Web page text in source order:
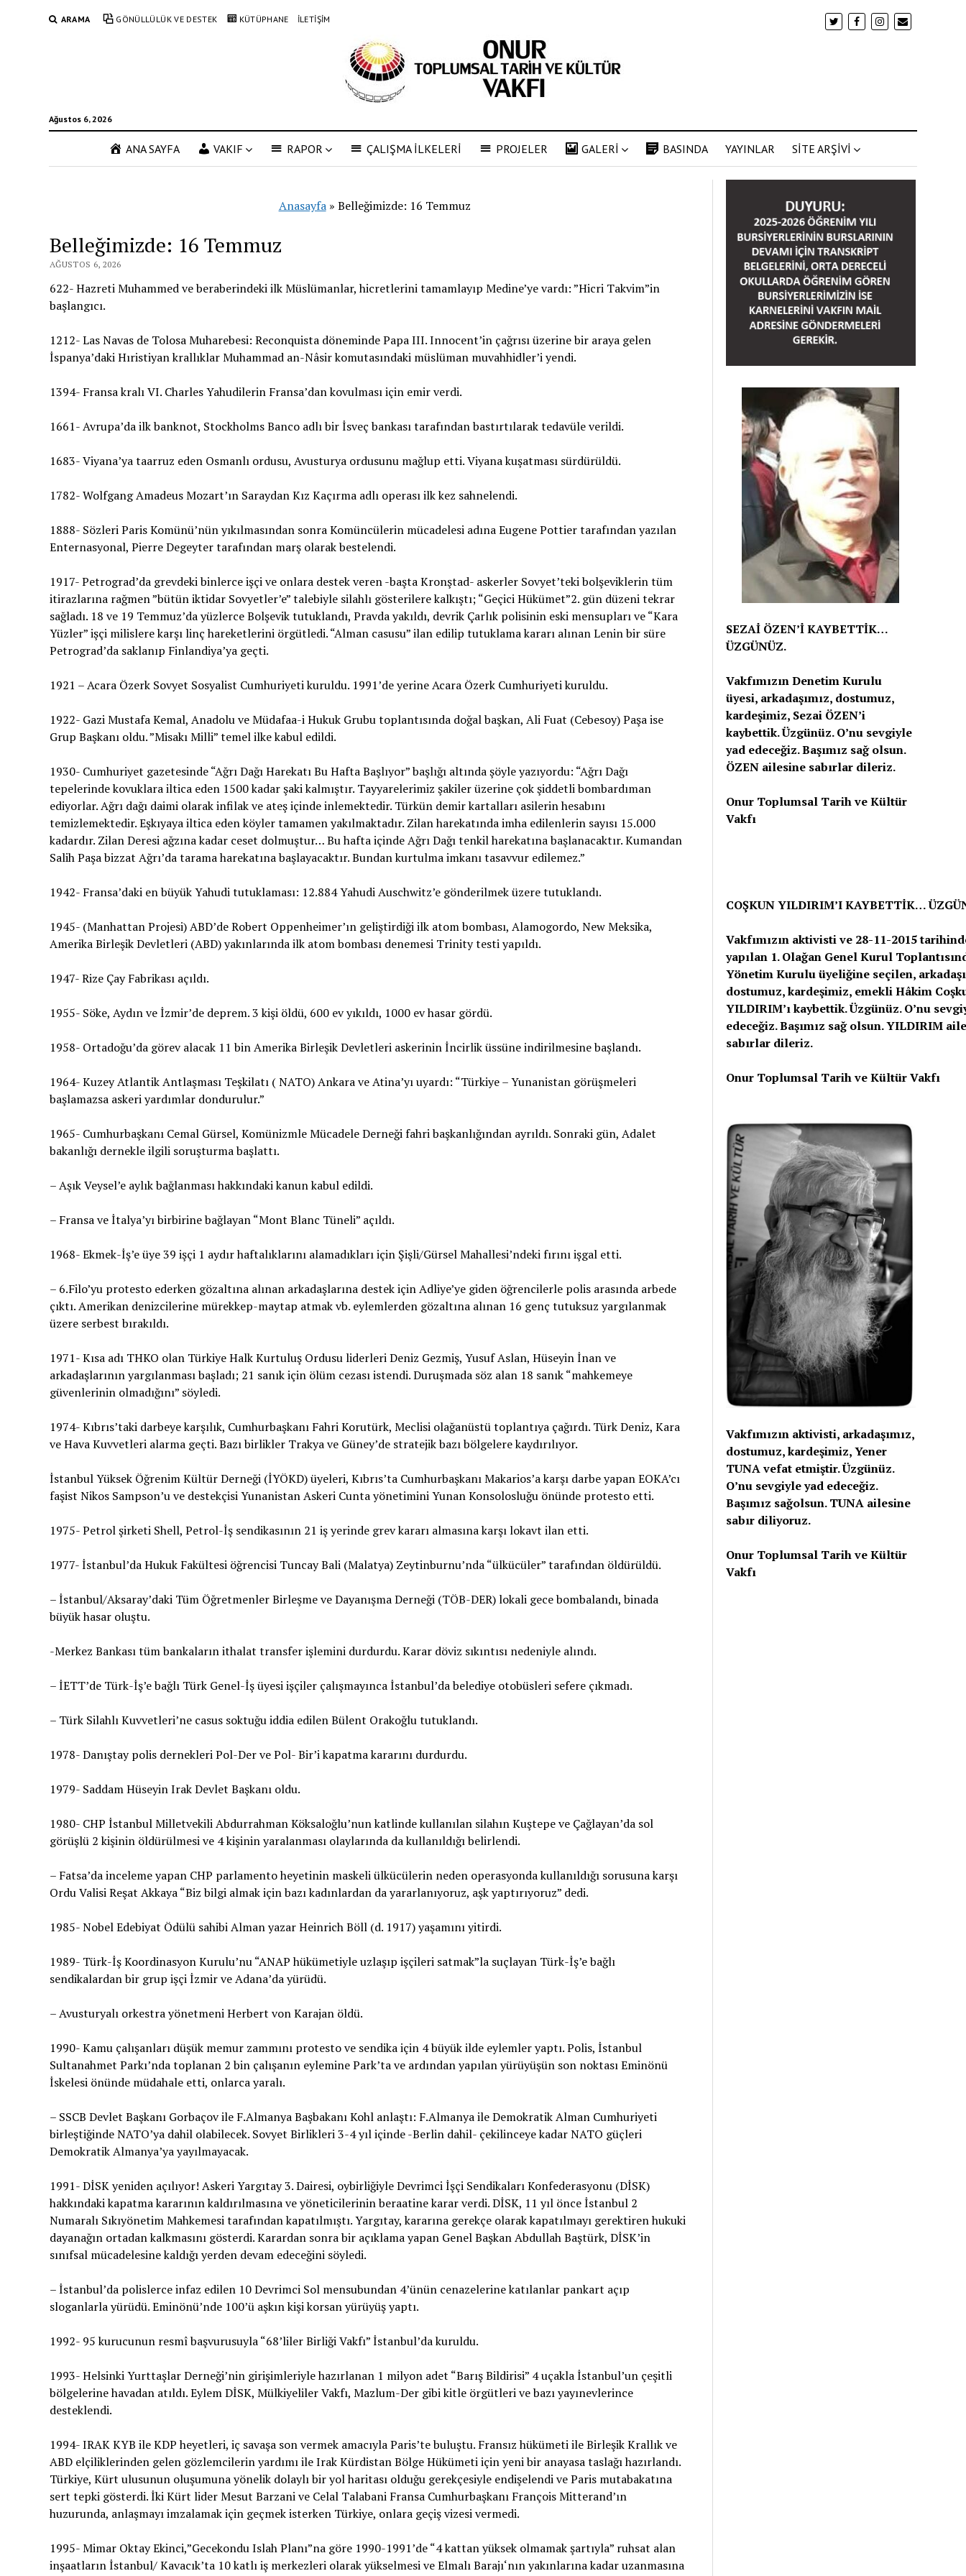
ARAMA GÖNÜLLÜLÜK VE DESTEK KÜTÜPHANE İLETİŞİM
Ağustos 6, 2026
ANA SAYFA VAKIF RAPOR ÇALIŞMA İLKELERİ PROJELER GALERİ BASINDA YAYINLAR SİTE ARŞİVİ
Anasayfa» Belleğimizde: 16 Temmuz
Belleğimizde: 16 Temmuz
AĞUSTOS 6, 2026
622- Hazreti Muhammed ve beraberindeki ilk Müslümanlar, hicretlerini tamamlayıp Medine’ye vardı: ”Hicri Takvim”in
başlangıcı.
1212- Las Navas de Tolosa Muharebesi: Reconquista döneminde Papa III. Innocent’in çağrısı üzerine bir araya gelen
İspanya’daki Hıristiyan krallıklar Muhammad an-Nâsir komutasındaki müslüman muvahhidler’i yendi.
1394- Fransa kralı VI. Charles Yahudilerin Fransa’dan kovulması için emir verdi.
1661- Avrupa’da ilk banknot, Stockholms Banco adlı bir İsveç bankası tarafından bastırtılarak tedavüle verildi.
1683- Viyana’ya taarruz eden Osmanlı ordusu, Avusturya ordusunu mağlup etti. Viyana kuşatması sürdürüldü.
1782- Wolfgang Amadeus Mozart’ın Saraydan Kız Kaçırma adlı operası ilk kez sahnelendi.
1888- Sözleri Paris Komünü’nün yıkılmasından sonra Komüncülerin mücadelesi adına Eugene Pottier tarafından yazılan
Enternasyonal, Pierre Degeyter tarafından marş olarak bestelendi.
1917- Petrograd’da grevdeki binlerce işçi ve onlara destek veren -başta Kronştad- askerler Sovyet’teki bolşeviklerin tüm
itirazlarına rağmen ”bütün iktidar Sovyetler’e” talebiyle silahlı gösterilere kalkıştı; “Geçici Hükümet”2. gün düzeni tekrar
sağladı. 18 ve 19 Temmuz’da yüzlerce Bolşevik tutuklandı, Pravda yakıldı, devrik Çarlık polisinin eski mensupları ve “Kara
Yüzler” işçi milislere karşı linç hareketlerini örgütledi. “Alman casusu” ilan edilip tutuklama kararı alınan Lenin bir süre
Petrograd’da saklanıp Finlandiya’ya geçti.
1921 – Acara Özerk Sovyet Sosyalist Cumhuriyeti kuruldu. 1991’de yerine Acara Özerk Cumhuriyeti kuruldu.
1922- Gazi Mustafa Kemal, Anadolu ve Müdafaa-i Hukuk Grubu toplantısında doğal başkan, Ali Fuat (Cebesoy) Paşa ise
Grup Başkanı oldu. ”Misakı Milli” temel ilke kabul edildi.
1930- Cumhuriyet gazetesinde “Ağrı Dağı Harekatı Bu Hafta Başlıyor” başlığı altında şöyle yazıyordu: “Ağrı Dağı
tepelerinde kovuklara iltica eden 1500 kadar şaki kalmıştır. Tayyarelerimiz şakiler üzerine çok şiddetli bombardıman
ediyorlar. Ağrı dağı daimi olarak infilak ve ateş içinde inlemektedir. Türkün demir kartalları asilerin hesabını
temizlemektedir. Eşkıyaya iltica eden köyler tamamen yakılmaktadır. Zilan harekatında imha edilenlerin sayısı 15.000
kadardır. Zilan Deresi ağzına kadar ceset dolmuştur… Bu hafta içinde Ağrı Dağı tenkil harekatına başlanacaktır. Kumandan
Salih Paşa bizzat Ağrı’da tarama harekatına başlayacaktır. Bundan kurtulma imkanı tasavvur edilemez.”
1942- Fransa’daki en büyük Yahudi tutuklaması: 12.884 Yahudi Auschwitz’e gönderilmek üzere tutuklandı.
1945- (Manhattan Projesi) ABD’de Robert Oppenheimer’ın geliştirdiği ilk atom bombası, Alamogordo, New Meksika,
Amerika Birleşik Devletleri (ABD) yakınlarında ilk atom bombası denemesi Trinity testi yapıldı.
1947- Rize Çay Fabrikası açıldı.
1955- Söke, Aydın ve İzmir’de deprem. 3 kişi öldü, 600 ev yıkıldı, 1000 ev hasar gördü.
1958- Ortadoğu’da görev alacak 11 bin Amerika Birleşik Devletleri askerinin İncirlik üssüne indirilmesine başlandı.
1964- Kuzey Atlantik Antlaşması Teşkilatı ( NATO) Ankara ve Atina’yı uyardı: “Türkiye – Yunanistan görüşmeleri
başlamazsa askeri yardımlar dondurulur.”
1965- Cumhurbaşkanı Cemal Gürsel, Komünizmle Mücadele Derneği fahri başkanlığından ayrıldı. Sonraki gün, Adalet
bakanlığı dernekle ilgili soruşturma başlattı.
– Aşık Veysel’e aylık bağlanması hakkındaki kanun kabul edildi.
– Fransa ve İtalya’yı birbirine bağlayan “Mont Blanc Tüneli” açıldı.
1968- Ekmek-İş’e üye 39 işçi 1 aydır haftalıklarını alamadıkları için Şişli/Gürsel Mahallesi’ndeki fırını işgal etti.
– 6.Filo’yu protesto ederken gözaltına alınan arkadaşlarına destek için Adliye’ye giden öğrencilerle polis arasında arbede
çıktı. Amerikan denizcilerine mürekkep-maytap atmak vb. eylemlerden gözaltına alınan 16 genç tutuksuz yargılanmak
üzere serbest bırakıldı.
1971- Kısa adı THKO olan Türkiye Halk Kurtuluş Ordusu liderleri Deniz Gezmiş, Yusuf Aslan, Hüseyin İnan ve
arkadaşlarının yargılanması başladı; 21 sanık için ölüm cezası istendi. Duruşmada söz alan 18 sanık “mahkemeye
güvenlerinin olmadığını” söyledi.
1974- Kıbrıs’taki darbeye karşılık, Cumhurbaşkanı Fahri Korutürk, Meclisi olağanüstü toplantıya çağırdı. Türk Deniz, Kara
ve Hava Kuvvetleri alarma geçti. Bazı birlikler Trakya ve Güney’de stratejik bazı bölgelere kaydırılıyor.
İstanbul Yüksek Öğrenim Kültür Derneği (İYÖKD) üyeleri, Kıbrıs’ta Cumhurbaşkanı Makarios’a karşı darbe yapan EOKA’cı
faşist Nikos Sampson’u ve destekçisi Yunanistan Askeri Cunta yönetimini Yunan Konsolosluğu önünde protesto etti.
1975- Petrol şirketi Shell, Petrol-İş sendikasının 21 iş yerinde grev kararı almasına karşı lokavt ilan etti.
1977- İstanbul’da Hukuk Fakültesi öğrencisi Tuncay Bali (Malatya) Zeytinburnu’nda “ülkücüler” tarafından öldürüldü.
– İstanbul/Aksaray’daki Tüm Öğretmenler Birleşme ve Dayanışma Derneği (TÖB-DER) lokali gece bombalandı, binada
büyük hasar oluştu.
-Merkez Bankası tüm bankaların ithalat transfer işlemini durdurdu. Karar döviz sıkıntısı nedeniyle alındı.
– İETT’de Türk-İş’e bağlı Türk Genel-İş üyesi işçiler çalışmayınca İstanbul’da belediye otobüsleri sefere çıkmadı.
– Türk Silahlı Kuvvetleri’ne casus soktuğu iddia edilen Bülent Orakoğlu tutuklandı.
1978- Danıştay polis dernekleri Pol-Der ve Pol- Bir’i kapatma kararını durdurdu.
1979- Saddam Hüseyin Irak Devlet Başkanı oldu.
1980- CHP İstanbul Milletvekili Abdurrahman Köksaloğlu’nun katlinde kullanılan silahın Kuştepe ve Çağlayan’da sol
görüşlü 2 kişinin öldürülmesi ve 4 kişinin yaralanması olaylarında da kullanıldığı belirlendi.
– Fatsa’da inceleme yapan CHP parlamento heyetinin maskeli ülkücülerin neden operasyonda kullanıldığı sorusuna karşı
Ordu Valisi Reşat Akkaya “Biz bilgi almak için bazı kadınlardan da yararlanıyoruz, aşk yaptırıyoruz” dedi.
1985- Nobel Edebiyat Ödülü sahibi Alman yazar Heinrich Böll (d. 1917) yaşamını yitirdi.
1989- Türk-İş Koordinasyon Kurulu’nu “ANAP hükümetiyle uzlaşıp işçileri satmak”la suçlayan Türk-İş’e bağlı
sendikalardan bir grup işçi İzmir ve Adana’da yürüdü.
– Avusturyalı orkestra yönetmeni Herbert von Karajan öldü.
1990- Kamu çalışanları düşük memur zammını protesto ve sendika için 4 büyük ilde eylemler yaptı. Polis, İstanbul
Sultanahmet Parkı’nda toplanan 2 bin çalışanın eylemine Park’ta ve ardından yapılan yürüyüşün son noktası Eminönü
İskelesi önünde müdahale etti, onlarca yaralı.
– SSCB Devlet Başkanı Gorbaçov ile F.Almanya Başbakanı Kohl anlaştı: F.Almanya ile Demokratik Alman Cumhuriyeti
birleştiğinde NATO’ya dahil olabilecek. Sovyet Birlikleri 3-4 yıl içinde -Berlin dahil- çekilinceye kadar NATO güçleri
Demokratik Almanya’ya yayılmayacak.
1991- DİSK yeniden açılıyor! Askeri Yargıtay 3. Dairesi, oybirliğiyle Devrimci İşçi Sendikaları Konfederasyonu (DİSK)
hakkındaki kapatma kararının kaldırılmasına ve yöneticilerinin beraatine karar verdi. DİSK, 11 yıl önce İstanbul 2
Numaralı Sıkıyönetim Mahkemesi tarafından kapatılmıştı. Yargıtay, kararına gerekçe olarak kapatılmayı gerektiren hukuki
dayanağın ortadan kalkmasını gösterdi. Karardan sonra bir açıklama yapan Genel Başkan Abdullah Baştürk, DİSK’in
sınıfsal mücadelesine kaldığı yerden devam edeceğini söyledi.
– İstanbul’da polislerce infaz edilen 10 Devrimci Sol mensubundan 4’ünün cenazelerine katılanlar pankart açıp
sloganlarla yürüdü. Eminönü’nde 100’ü aşkın kişi korsan yürüyüş yaptı.
1992- 95 kurucunun resmî başvurusuyla “68’liler Birliği Vakfı” İstanbul’da kuruldu.
1993- Helsinki Yurttaşlar Derneği’nin girişimleriyle hazırlanan 1 milyon adet “Barış Bildirisi” 4 uçakla İstanbul’un çeşitli
bölgelerine havadan atıldı. Eylem DİSK, Mülkiyeliler Vakfı, Mazlum-Der gibi kitle örgütleri ve bazı yayınevlerince
desteklendi.
1994- IRAK KYB ile KDP heyetleri, iç savaşa son vermek amacıyla Paris’te buluştu. Fransız hükümeti ile Birleşik Krallık ve
ABD elçiliklerinden gelen gözlemcilerin yardımı ile Irak Kürdistan Bölge Hükümeti için yeni bir anayasa taslağı hazırlandı.
Türkiye, Kürt ulusunun oluşumuna yönelik dolaylı bir yol haritası olduğu gerekçesiyle endişelendi ve Paris mutabakatına
sert tepki gösterdi. İki Kürt lider Mesut Barzani ve Celal Talabani Fransa Cumhurbaşkanı François Mitterand’ın
huzurunda, anlaşmayı imzalamak için geçmek isterken Türkiye, onlara geçiş vizesi vermedi.
1995- Mimar Oktay Ekinci,”Gecekondu Islah Planı”na göre 1990-1991’de “4 kattan yüksek olmamak şartıyla” ruhsat alan
inşaatların İstanbul/ Kavacık’ta 10 katlı iş merkezleri olarak yükselmesi ve Elmalı Barajı‘nın yakınlarına kadar uzanmasına
SEZAİ ÖZEN’İ KAYBETTİK…
ÜZGÜNÜZ.
Vakfımızın Denetim Kurulu
üyesi, arkadaşımız, dostumuz,
kardeşimiz, Sezai ÖZEN’i
kaybettik. Üzgünüz. O’nu sevgiyle
yad edeceğiz. Başımız sağ olsun.
ÖZEN ailesine sabırlar dileriz.
Onur Toplumsal Tarih ve Kültür
Vakfı
COŞKUN YILDIRIM’I KAYBETTİK…
Vakfımızın aktivisti ve 28-11-2015
yapılan 1. Olağan Genel Kurul
Yönetim Kurulu üyeliğine seçilen,
dostumuz, kardeşimiz, emekli Hâkim
YILDIRIM’ı kaybettik. Üzgünüz. O’nu
edeceğiz. Başımız sağ olsun. YILDIRIM
sabırlar dileriz.
Onur Toplumsal Tarih ve Kültür Vakfı
Vakfımızın aktivisti, arkadaşımız,
dostumuz, kardeşimiz, Yener
TUNA vefat etmiştir. Üzgünüz.
O’nu sevgiyle yad edeceğiz.
Başımız sağolsun. TUNA ailesine
sabır diliyoruz.
Onur Toplumsal Tarih ve Kültür
Vakfı